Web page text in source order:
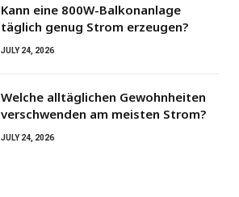
Kann eine 800W-Balkonanlage
täglich genug Strom erzeugen?
JULY 24, 2026
Welche alltäglichen Gewohnheiten
verschwenden am meisten Strom?
JULY 24, 2026